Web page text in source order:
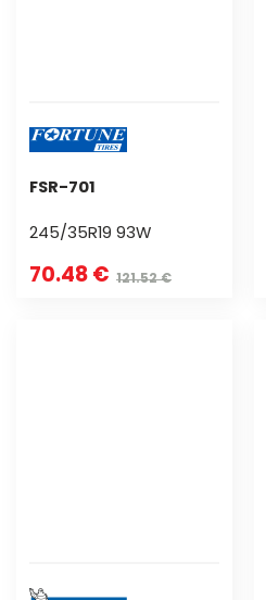
FSR-701
245/35R19 93W
70.48 € 121.52 €